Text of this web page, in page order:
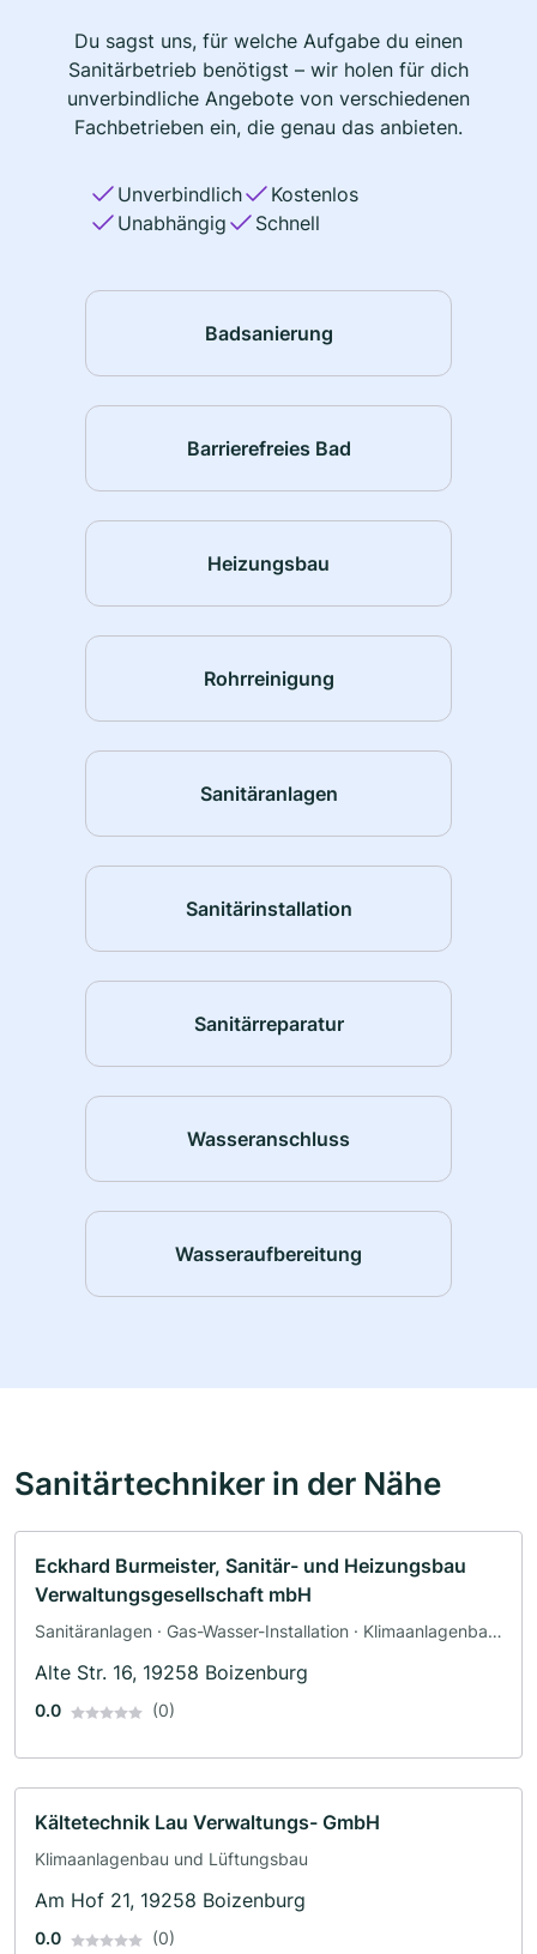
Du sagst uns, für welche Aufgabe du einen
Sanitärbetrieb benötigst – wir holen für dich
unverbindliche Angebote von verschiedenen
Fachbetrieben ein, die genau das anbieten.
Unverbindlich
Kostenlos
Unabhängig
Schnell
Badsanierung
Barrierefreies Bad
Heizungsbau
Rohrreinigung
Sanitäranlagen
Sanitärinstallation
Sanitärreparatur
Wasseranschluss
Wasseraufbereitung
Sanitärtechniker in der Nähe
Eckhard Burmeister, Sanitär- und Heizungsbau
Verwaltungsgesellschaft mbH
Sanitäranlagen · Gas-Wasser-Installation · Klimaanlagenbau
Alte Str. 16, 19258 Boizenburg
0.0 (0)
Kältetechnik Lau Verwaltungs- GmbH
Klimaanlagenbau und Lüftungsbau
Am Hof 21, 19258 Boizenburg
0.0 (0)